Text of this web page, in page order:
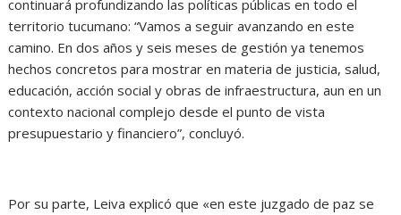
continuará profundizando las políticas públicas en todo el
territorio tucumano: “Vamos a seguir avanzando en este
camino. En dos años y seis meses de gestión ya tenemos
hechos concretos para mostrar en materia de justicia, salud,
educación, acción social y obras de infraestructura, aun en un
contexto nacional complejo desde el punto de vista
presupuestario y financiero”, concluyó.
Por su parte, Leiva explicó que «en este juzgado de paz se